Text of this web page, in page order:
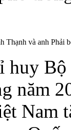
Thạnh và anh Phải
huy
năm
Nam